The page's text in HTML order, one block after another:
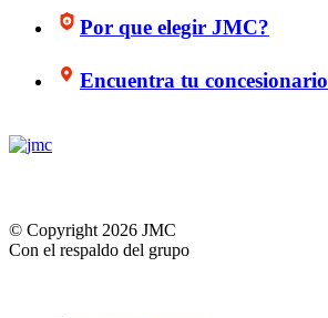
Por que elegir JMC?
Encuentra tu concesionario
© Copyright 2026 JMC
Con el respaldo del grupo